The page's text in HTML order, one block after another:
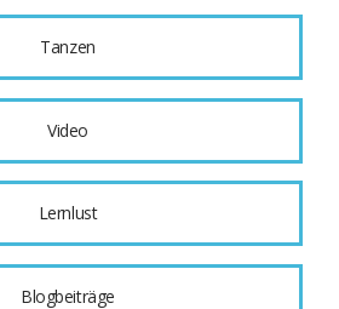
Tanzen
Video
Lernlust
Blogbeiträge